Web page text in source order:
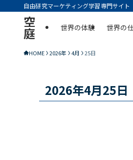
自由研究マーケティング学習専門サイト
空
庭 世界の体験 世界の
HOME 2026年 4月 25日
2026年4月25日